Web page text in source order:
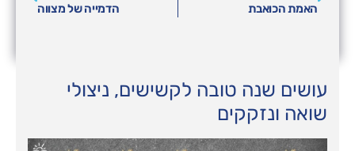
האמת הכואבת הדמייה של מצווה
עושים שנה טובה לקשישים, ניצולי
שואה ונזקקים